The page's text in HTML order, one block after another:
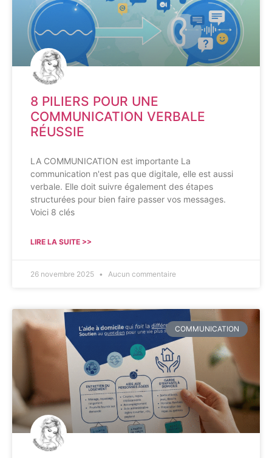
8 PILIERS POUR UNE
COMMUNICATION VERBALE
RÉUSSIE
LA COMMUNICATION est importante La
communication n'est pas que digitale, elle est aussi
verbale. Elle doit suivre également des étapes
structurées pour bien faire passer vos messages.
Voici 8 clés
LIRE LA SUITE >>
26 novembre 2025 Aucun commentaire
COMMUNICATION